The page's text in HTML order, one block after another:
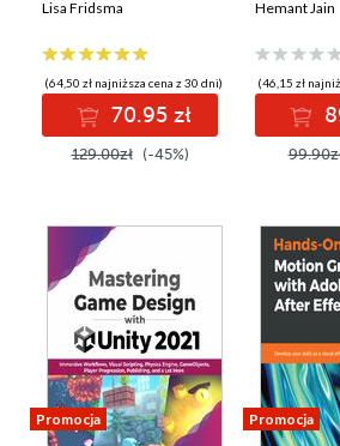
Lisa Fridsma
(64,50 zł najniższa cena z 30 dni)
70.95 zł
129.00zł (-45%)
Hemant Jain
(46,15 zł
Promocja Promocja